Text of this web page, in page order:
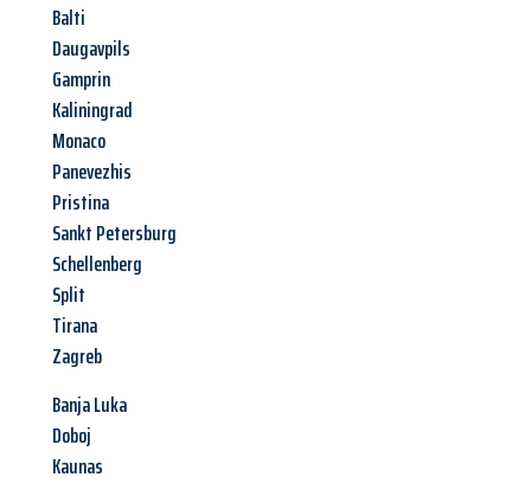
Balti
Daugavpils
Gamprin
Kaliningrad
Monaco
Panevezhis
Pristina
Sankt Petersburg
Schellenberg
Split
Tirana
Zagreb
Banja Luka
Doboj
Kaunas